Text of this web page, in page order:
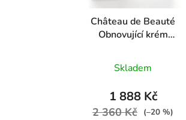
Château de Beauté
Obnovující krém
vína
hodnocení
produktu
je
Skladem
1 888 Kč
2 360 Kč (–20 %)